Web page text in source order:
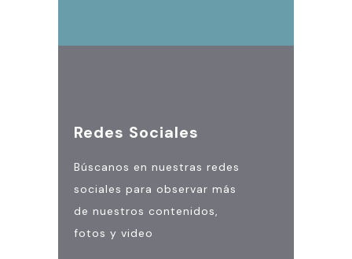
Redes Sociales
Búscanos en nuestras redes
sociales para observar más
de nuestros contenidos,
fotos y video